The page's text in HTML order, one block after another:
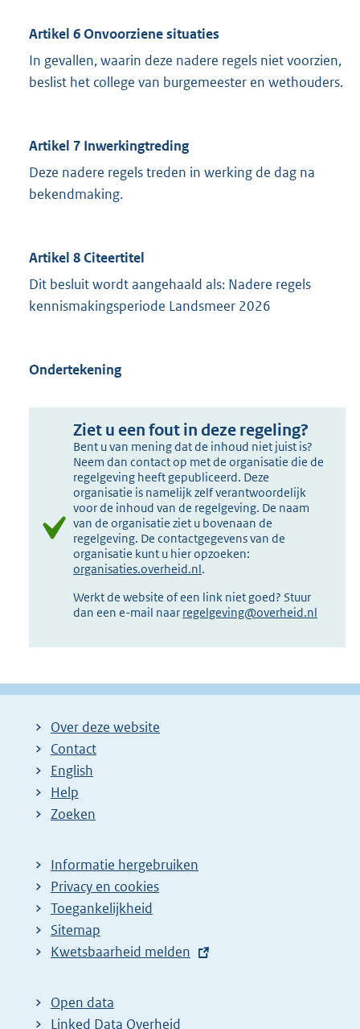
Artikel 6 Onvoorziene situaties
In gevallen, waarin deze nadere regels niet voorzien,
beslist het college van burgemeester en wethouders.
Artikel 7 Inwerkingtreding
Deze nadere regels treden in werking de dag na
bekendmaking.
Artikel 8 Citeertitel
Dit besluit wordt aangehaald als: Nadere regels
kennismakingsperiode Landsmeer 2026
Ondertekening
Ziet u een fout in deze regeling?
Bent u van mening dat de inhoud niet juist is?
Neem dan contact op met de organisatie die de
regelgeving heeft gepubliceerd. Deze
organisatie is namelijk zelf verantwoordelijk
voor de inhoud van de regelgeving. De naam
van de organisatie ziet u bovenaan de
regelgeving. De contactgegevens van de
organisatie kunt u hier opzoeken:
organisaties.overheid.nl.
Werkt de website of een link niet goed? Stuur
dan een e-mail naar regelgeving@overheid.nl
Over deze website
Contact
English
Help
Zoeken
Informatie hergebruiken
Privacy en cookies
Toegankelijkheid
Sitemap
E
t
e
Kwetsbaarheid melden
Open data
Linked Data Overheid